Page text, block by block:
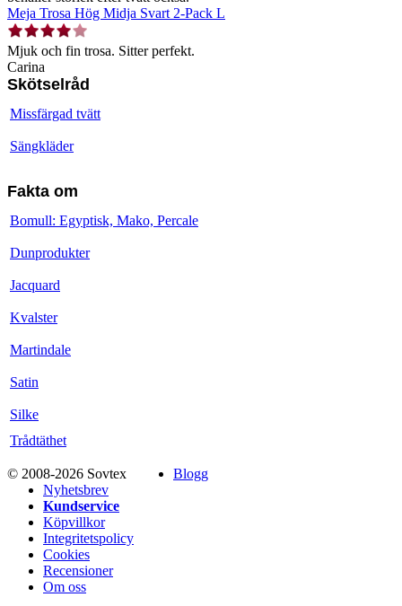
Meja Trosa Hög Midja Svart 2-Pack L
Mjuk och fin trosa. Sitter perfekt.
Carina
Skötselråd
Missfärgad tvätt
Sängkläder
Fakta om
Bomull: Egyptisk, Mako, Percale
Dunprodukter
Jacquard
Kvalster
Martindale
Satin
Silke
Trådtäthet
© 2008-2026 Sovtex
Blogg
Nyhetsbrev
Kundservice
Köpvillkor
Integritetspolicy
Cookies
Recensioner
Om oss